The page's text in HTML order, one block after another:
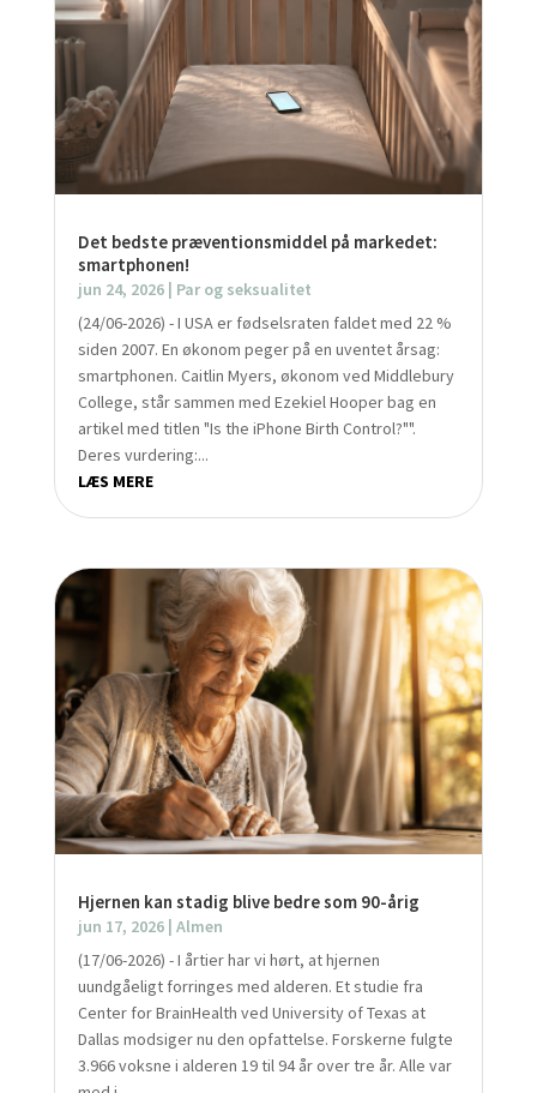
Det bedste præventionsmiddel på markedet:
smartphonen!
jun 24, 2026| Par og seksualitet
(24/06-2026) - I USA er fødselsraten faldet med 22 %
siden 2007. En økonom peger på en uventet årsag:
smartphonen. Caitlin Myers, økonom ved Middlebury
College, står sammen med Ezekiel Hooper bag en
artikel med titlen "Is the iPhone Birth Control?"".
Deres vurdering:...
LÆS MERE
Hjernen kan stadig blive bedre som 90-årig
jun 17, 2026| Almen
(17/06-2026) - I årtier har vi hørt, at hjernen
uundgåeligt forringes med alderen. Et studie fra
Center for BrainHealth ved University of Texas at
Dallas modsiger nu den opfattelse. Forskerne fulgte
3.966 voksne i alderen 19 til 94 år over tre år. Alle var